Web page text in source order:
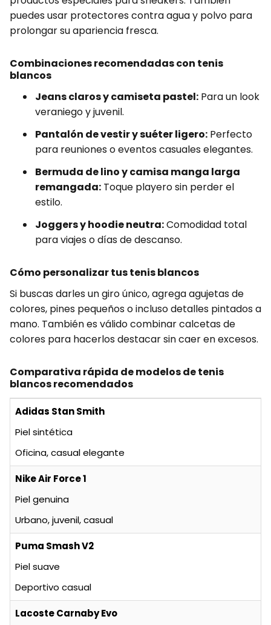
puedes usar protectores contra agua y polvo para
prolongar su apariencia fresca.
Combinaciones recomendadas con tenis
blancos
Jeans claros y camiseta pastel: Para un look
veraniego y juvenil.
Pantalón de vestir y suéter ligero: Perfecto
para reuniones o eventos casuales elegantes.
Bermuda de lino y camisa manga larga
remangada: Toque playero sin perder el
estilo.
Joggers y hoodie neutra:Comodidad total
para viajes o días de descanso.
Cómo personalizar tus tenis blancos
Si buscas darles un giro único, agrega agujetas de
colores, pines pequeños o incluso detalles pintados a
mano. También es válido combinar calcetas de
colores para hacerlos destacar sin caer en excesos.
Comparativa rápida de modelos de tenis
blancos recomendados
Adidas Stan Smith
Piel sintética
Oficina, casual elegante
Nike Air Force 1
Piel genuina
Urbano, juvenil, casual
Puma Smash V2
Piel suave
Deportivo casual
Lacoste Carnaby Evo